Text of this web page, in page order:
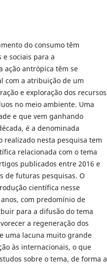
do consumo têm
e sociais para a
ação antrópica têm se
com a atribuição de um
e exploração dos recursos
no meio ambiente. Uma
e que vem ganhando
é a denominada
realizado nesta pesquisa tem
relacionada com o tema
publicados entre 2016 e
de futuras pesquisas. O
científica nesse
com predomínio de
para a difusão do tema
a regeneração dos
uma lacuna muito grande
às internacionais, o que
sobre o tema, de forma a